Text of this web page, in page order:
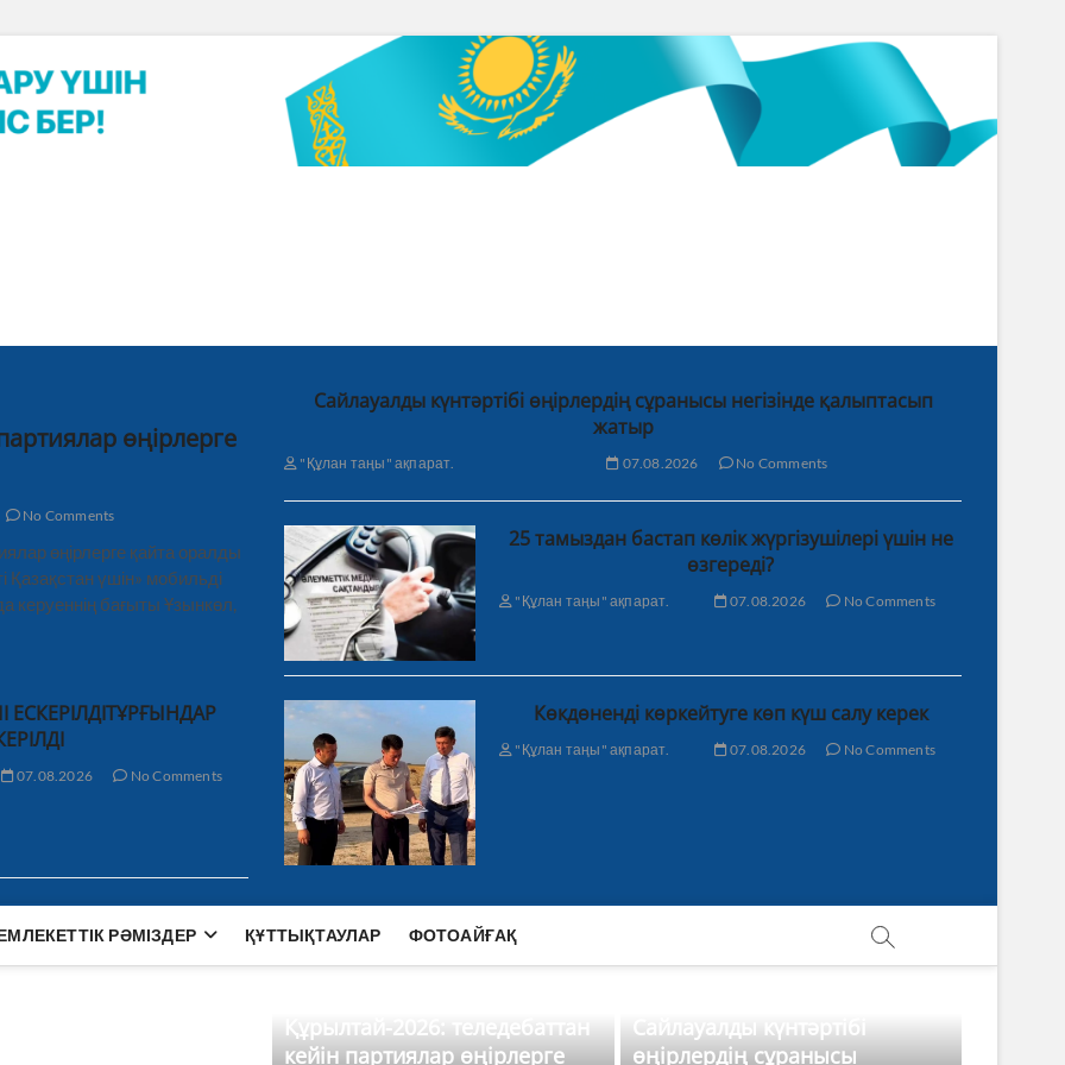
өңірлерге
No Comments
өңірлерге қайта оралды
Қазақстан үшін» мобильді
керуеннің бағыты Ұзынкөл,
Сайлауалды күнтәртібі өңірлердің сұранысы негізінде қалыптасып
жатыр
"Құлан таңы" ақпарат. 07.08.2026 No Comments
25 тамыздан бастап көлік жүргізушілері үшін не
өзгереді?
"Құлан таңы" ақпарат. 07.08.2026 No Comments
ЕСКЕРІЛДІТҰРҒЫНДАР
07.08.2026 No Comments
Көкдөненді көркейтуге көп күш салу керек
"Құлан таңы" ақпарат. 07.08.2026 No Comments
РӘМІЗДЕР ҚҰТТЫҚТАУЛАР ФОТОАЙҒАҚ
Құрылтай-2026: теледебаттан
кейін партиялар өңірлерге
Сайлауалды күнтәртібі
өңірлердің сұранысы